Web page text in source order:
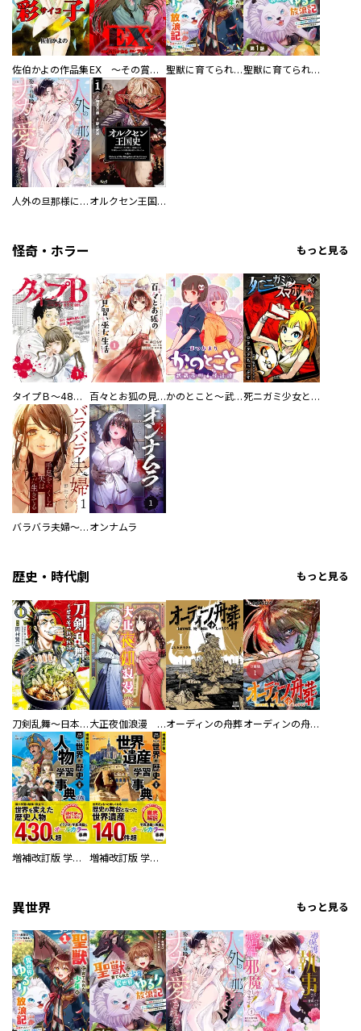
佐伯かよの作品集 EX ～その賞金稼ぎは、世界の出口を探す～【単行本版】 聖獣に育てられた少年の異世界ゆるり放浪記～神様からもらったチート魔法で、仲間たちとスローライフを満喫中～ 聖獣に育てられた少年の異世界ゆるり放浪記～神様からもらったチート魔法で、仲間たちとスローライフを満喫中～【分冊版】
人外の旦那様に娶られ毎晩ナカまで愛される…。アンソロジー オルクセン王国史
怪奇・ホラー もっと見る
タイプＢ～48時間後、致死率100％～【単話】 百々とお狐の見習い巫女生活【単行本版】 かのとこと～武蔵花町怪話譚～ 【連載版】 死ニガミ少女とスマホ神
バラバラ夫婦～手足をなくした夫はまだ生きてる オンナムラ
歴史・時代劇 もっと見る
刀剣乱舞～日本号つれづれ酒～ 大正夜伽浪漫 －金曜日の花嫁—オーディンの舟葬 オーディンの舟葬 分冊版
増補改訂版 学研まんが NEW世界の歴史 別巻 人物学習事典 増補改訂版 学研まんが NEW世界の歴史 別巻 世界遺産学習事典
異世界 もっと見る